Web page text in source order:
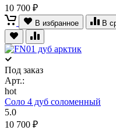
10 700 ₽
В избранное В
Под заказ
Арт.:
hot
Соло 4 дуб соломенный
5.0
10 700 ₽